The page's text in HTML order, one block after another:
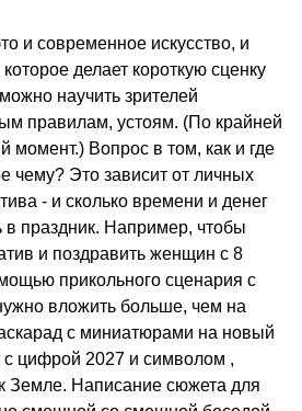
и современное искусство, и
делает короткую сценку
научить зрителей
правилам, устоям. (По крайней
момент.) Вопрос в том, как и где
чему? Это зависит от личных
- и сколько времени и денег
в праздник. Например, чтобы
и поздравить женщин с 8
прикольного сценария с
вложить больше, чем на
с миниатюрами на новый
с цифрой 2027 и символом ,
Земле. Написание сюжета для